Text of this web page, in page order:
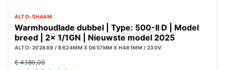
ALTO-SHAAM
Warmhoudlade dubbel | Type: 500-II D | Model
breed | 2x 1/1GN | Nieuwste model 2025
ALTO-202889 / B624MM X D657MM X H481MM / 230V
€ 4.180,00